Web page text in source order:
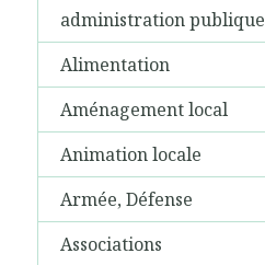
administration publique
Alimentation
Aménagement local
Animation locale
Armée, Défense
Associations